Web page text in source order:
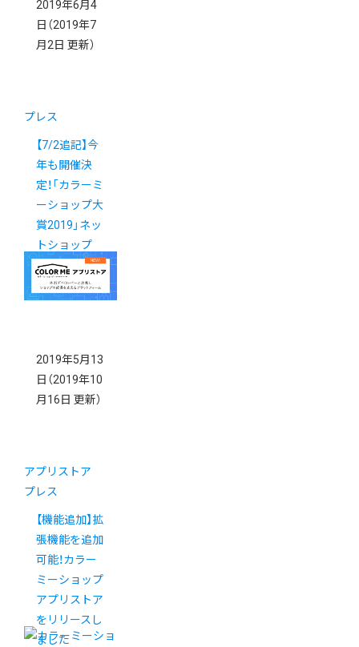
2019年6月4
日 （2019年7
月2日 更新）
プレス
【7/2追記】今
年も開催決
定！「カラーミ
ーショップ大
賞2019」ネッ
トショップ
No.1を決める
コンテスト
2019年5月13
日 （2019年10
月16日 更新）
アプリストア
プレス
【機能追加】拡
張機能を追加
可能！カラー
ミーショップ
アプリストア
をリリースし
ました